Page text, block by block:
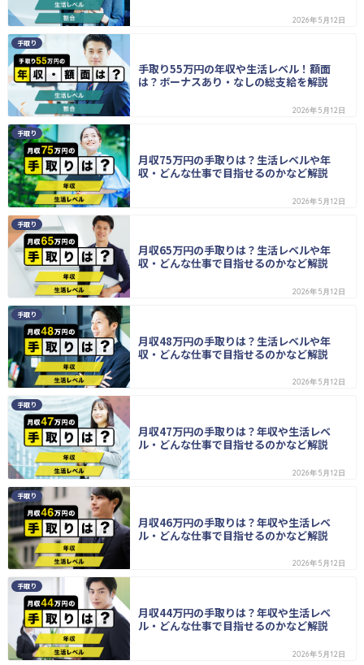
2026年5月12日
手取り
手取り55万円の年収や生活レベル！額面
は？ボーナスあり・なしの総支給を解説
2026年5月12日
手取り
月収75万円の手取りは？生活レベルや年
収・どんな仕事で目指せるのかなど解説
2026年5月12日
手取り
月収65万円の手取りは？生活レベルや年
収・どんな仕事で目指せるのかなど解説
2026年5月12日
手取り
月収48万円の手取りは？生活レベルや年
収・どんな仕事で目指せるのかなど解説
2026年5月12日
手取り
月収47万円の手取りは？年収や生活レベ
ル・どんな仕事で目指せるのかなど解説
2026年5月12日
手取り
月収46万円の手取りは？年収や生活レベ
ル・どんな仕事で目指せるのかなど解説
2026年5月12日
手取り
月収44万円の手取りは？年収や生活レベ
ル・どんな仕事で目指せるのかなど解説
2026年5月12日